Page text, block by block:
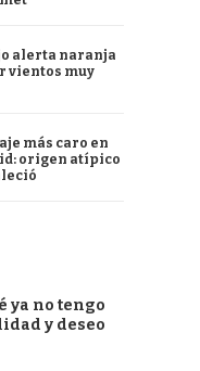
alerta naranja
vientos muy
más caro en
origen atípico
ya no tengo
y deseo